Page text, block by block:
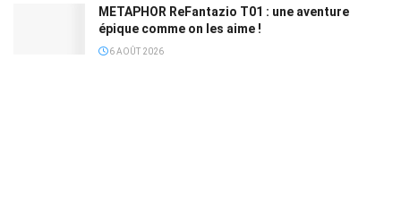
METAPHOR ReFantazio T01 : une aventure
épique comme on les aime !
6 AOÛT 2026